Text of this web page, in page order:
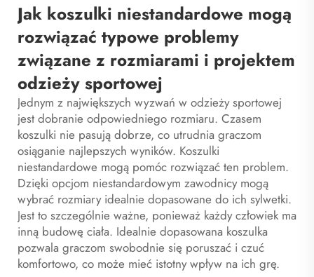
Jak koszulki niestandardowe mogą
rozwiązać typowe problemy
związane z rozmiarami i projektem
odzieży sportowej
Jednym z największych wyzwań w odzieży sportowej
jest dobranie odpowiedniego rozmiaru. Czasem
koszulki nie pasują dobrze, co utrudnia graczom
osiąganie najlepszych wyników. Koszulki
niestandardowe mogą pomóc rozwiązać ten problem.
Dzięki opcjom niestandardowym zawodnicy mogą
wybrać rozmiary idealnie dopasowane do ich sylwetki.
Jest to szczególnie ważne, ponieważ każdy człowiek ma
inną budowę ciała. Idealnie dopasowana koszulka
pozwala graczom swobodnie się poruszać i czuć
komfortowo, co może mieć istotny wpływ na ich grę.